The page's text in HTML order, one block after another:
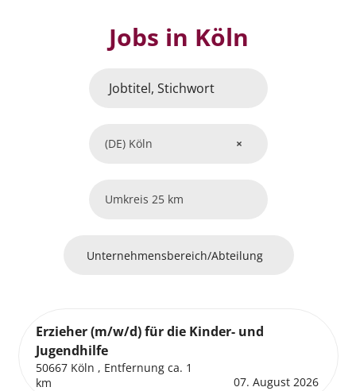
Jobs in Köln
×
(DE) Köln
25 km
Erzieher (m/w/d) für die Kinder- und
Jugendhilfe
50667 Köln , Entfernung ca. 1
km
07. August 2026